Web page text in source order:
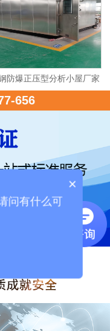
防爆正压型分析小屋厂家
656
×
问有什么可